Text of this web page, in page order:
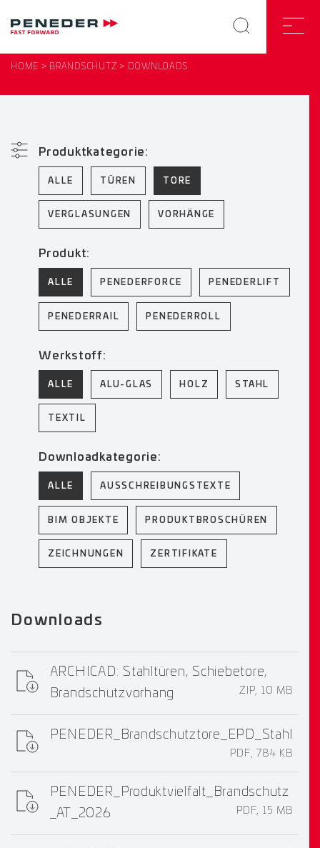
HOME BRANDSCHUTZ DOWNLOADS
Produktkategorie:
ALLE TÜREN TORE
VERGLASUNGEN VORHÄNGE
Produkt:
ALLE PENEDERFORCE PENEDERLIFT
PENEDERRAIL PENEDERROLL
Werkstoff:
ALLE ALU-GLAS HOLZ STAHL
TEXTIL
Downloadkategorie:
ALLE AUSSCHREIBUNGSTEXTE
BIM OBJEKTE PRODUKTBROSCHÜREN
ZEICHNUNGEN ZERTIFIKATE
Downloads
ARCHICAD: Stahltüren, Schiebetore,
Brandschutzvorhang
ZIP, 10 MB
PENEDER_Brandschutztore_EPD_Stahl
PDF, 784 KB
PENEDER_Produktvielfalt_Brandschutz
_AT_2026
PDF, 15 MB